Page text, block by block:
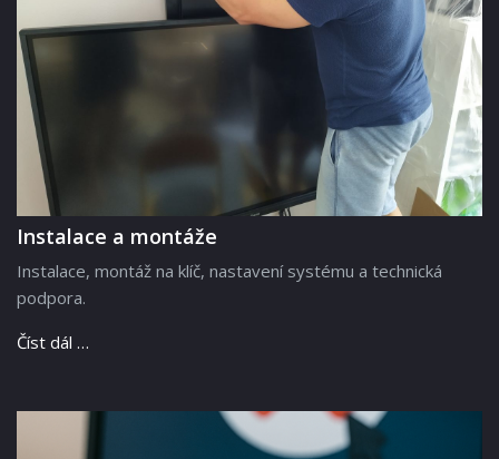
Instalace a montáže
Instalace, montáž na klíč, nastavení systému a technická
podpora.
Číst dál …